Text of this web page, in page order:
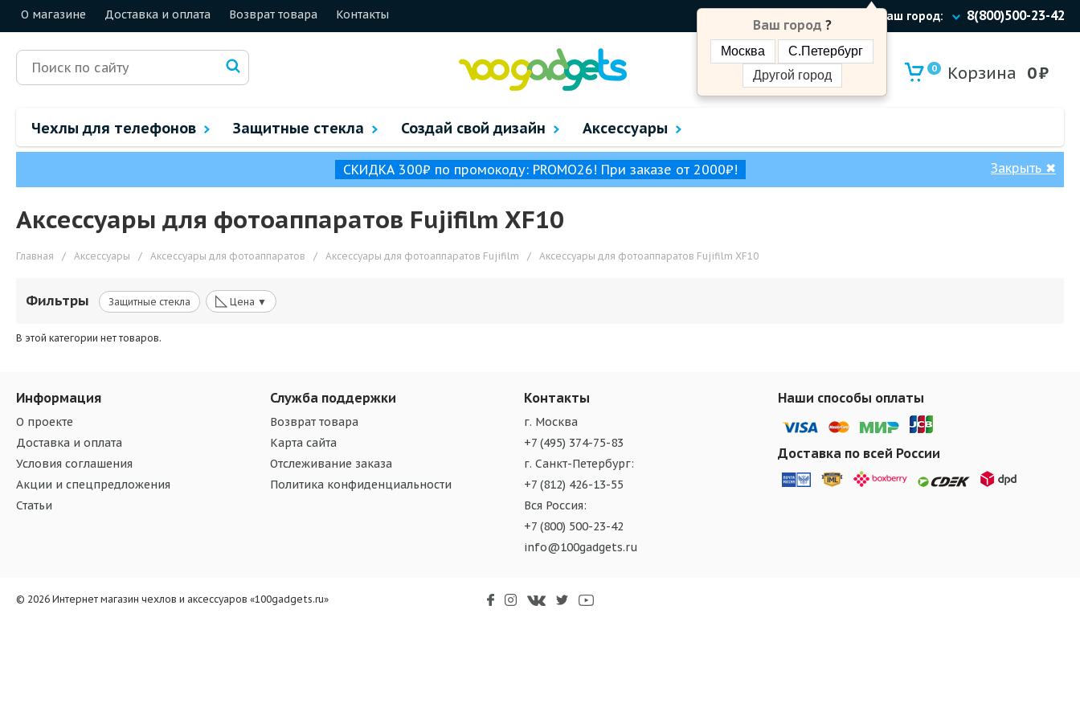
О магазине Доставка и оплата Возврат товара Контакты Ваш город:
Ваш город ?
Москва
С.Петербург
Другой город
8(800)500-23-42
0 Корзина 0₽
Чехлы для телефонов Защитные стекла Создай свой дизайн Аксессуары
СКИДКА 300₽ по промокоду: PROMO26! При заказе от 2000₽! Закрыть ✖
Аксессуары для фотоаппаратов Fujifilm XF10
Главная / Аксессуары / Аксессуары для фотоаппаратов / Аксессуары для фотоаппаратов Fujifilm / Аксессуары для фотоаппаратов Fujifilm XF10
Фильтры Защитные стекла ◺ Цена ▼
В этой категории нет товаров.
Информация
О проекте
Доставка и оплата
Условия соглашения
Акции и спецпредложения
Статьи
Служба поддержки
Возврат товара
Карта сайта
Отслеживание заказа
Политика конфиденциальности
Контакты
г. Москва
+7 (495) 374-75-83
г. Санкт-Петербург:
+7 (812) 426-13-55
Вся Россия:
+7 (800) 500-23-42
info@100gadgets.ru
Наши способы оплаты
Доставка по всей России
© 2026 Интернет магазин чехлов и аксессуаров «100gadgets.ru»